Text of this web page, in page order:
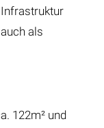
als
122m² und